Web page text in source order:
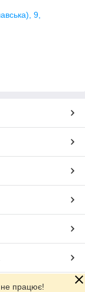
9,
не працює!